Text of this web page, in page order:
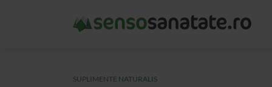
SUPLIMENTE NATURALIS